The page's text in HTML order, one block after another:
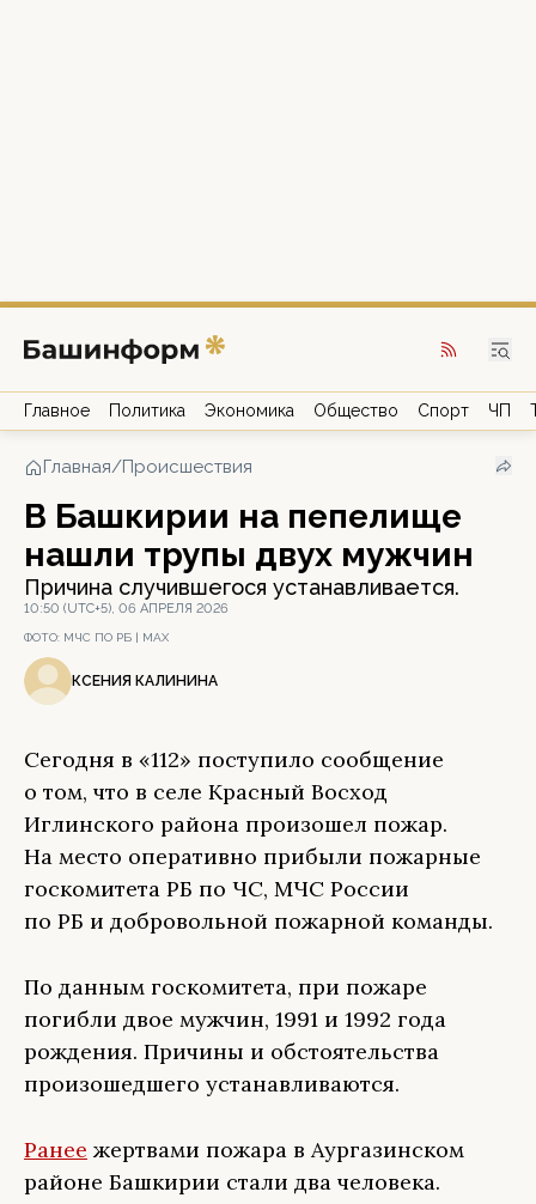
Главное Политика Экономика Общество Спорт ЧП
Главная/Происшествия
В Башкирии на пепелище
нашли трупы двух мужчин
Причина случившегося устанавливается.
10:50 (UTC+5), 06 АПРЕЛЯ 2026
ФОТО: МЧС ПО РБ | МАХ
КСЕНИЯ КАЛИНИНА
Сегодня в «112» поступило сообщение
о том, что в селе Красный Восход
Иглинского района произошел пожар.
На место оперативно прибыли пожарные
госкомитета РБ по ЧС, МЧС России
по РБ и добровольной пожарной команды.
По данным госкомитета, при пожаре
погибли двое мужчин, 1991 и 1992 года
рождения. Причины и обстоятельства
произошедшего устанавливаются.
Ранее жертвами пожара в Аургазинском
районе Башкирии стали два человека.